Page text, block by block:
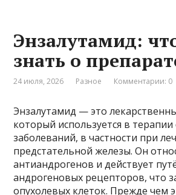
Энзалутамид:
знать о
24 июля, 2026 Разное Комментарии: 0
Энзалутамид — это
который используется в терапии
заболеваний, в частности при
предстательной железы. Он
антиандрогенов и действует
андрогеновых рецепторов, что
опухолевых клеток. Прежде чем